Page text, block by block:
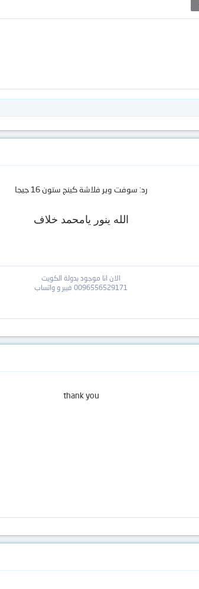
رد: سوفت وير فلاشة كينج ستون 16 جيجا
الله ينور يامحمد خلاف​
الان انا موجود بدولة الكويت​
0096556529171 فيبر و واتساب​
thank you